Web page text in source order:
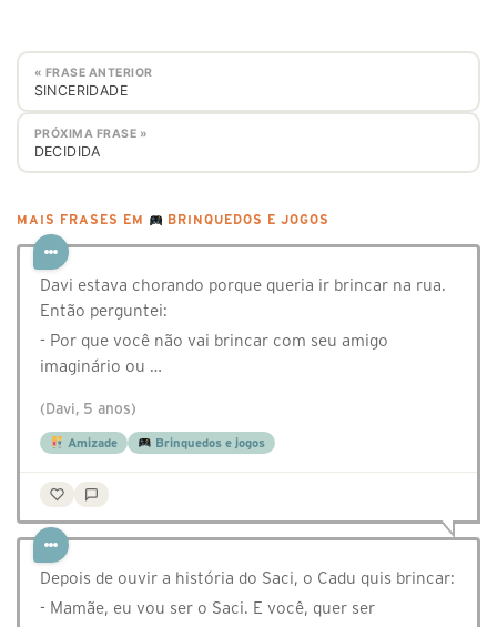
« FRASE ANTERIOR
SINCERIDADE
PRÓXIMA FRASE »
DECIDIDA
MAIS FRASES EM BRINQUEDOS E JOGOS
Davi estava chorando porque queria ir brincar na rua.
Então perguntei:
- Por que você não vai brincar com seu amigo
imaginário ou …
(Davi, 5 anos)
Amizade Brinquedos e jogos
Depois de ouvir a história do Saci, o Cadu quis brincar:
- Mamãe, eu vou ser o Saci. E você, quer ser